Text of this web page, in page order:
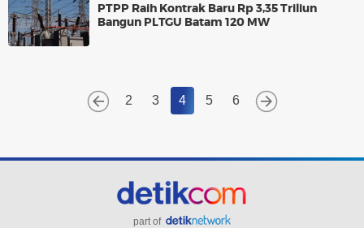
PTPP Raih Kontrak Baru Rp 3,35 Triliun
Bangun PLTGU Batam 120 MW
2 3 4 5 6
part of